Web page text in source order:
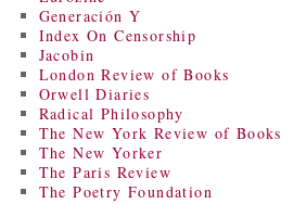
Generación Y
Index On Censorship
Jacobin
London Review of Books
Orwell Diaries
Radical Philosophy
The New York Review of Books
The New Yorker
The Paris Review
The Poetry Foundation